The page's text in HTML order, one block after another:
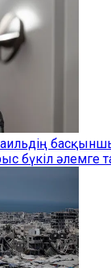
бүкіл әлемге